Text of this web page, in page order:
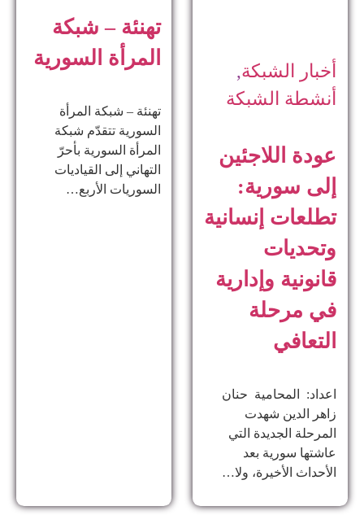
أخبار الشبكة,
أنشطة الشبكة
عودة اللاجئين
إلى سورية:
تطلعات إنسانية
وتحديات
قانونية وإدارية
في مرحلة
التعافي
اعداد: المحامية حنان
زاهر الدين ​شهدت
المرحلة الجديدة التي
عاشتها سورية بعد
الأحداث الأخيرة، ولا…
تهنئة – شبكة
المرأة السورية
تهنئة – شبكة المرأة
السورية تتقدّم شبكة
المرأة السورية بأحرّ
التهاني إلى القياديات
السوريات الأربع…